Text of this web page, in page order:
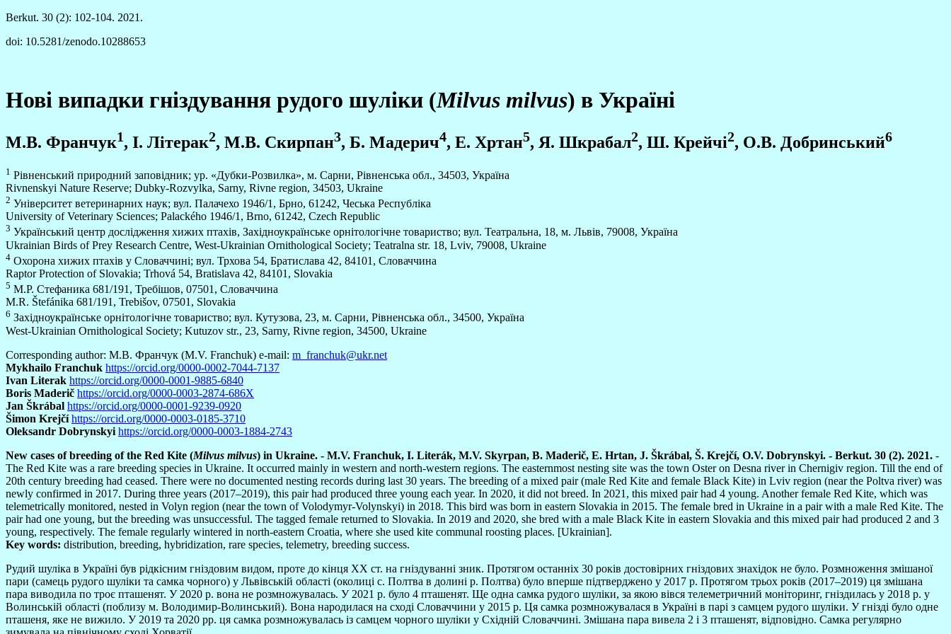
Berkut. 30 (2): 102-104. 2021.
doi: 10.5281/zenodo.10288653
Нові випадки гніздування рудого шуліки (Milvus milvus) в Україні
М.В. Франчук1, І. Літерак2, М.В. Скирпан3, Б. Мадерич4, Е. Хртан5, Я. Шкрабал2, Ш. Крейчі2, О.В. Добринський6
1 Рівненський природний заповідник; ур. «Дубки-Розвилка», м. Сарни, Рівненська обл., 34503, Україна
Rivnenskyi Nature Reserve; Dubky-Rozvylka, Sarny, Rivne region, 34503, Ukraine
2 Університет ветеринарних наук; вул. Палачехо 1946/1, Брно, 61242, Чеська Республіка
University of Veterinary Sciences; Palackého 1946/1, Brno, 61242, Czech Republic
3 Український центр дослідження хижих птахів, Західноукраїнське орнітологічне товариство; вул. Театральна, 18, м. Львів, 79008, Україна
Ukrainian Birds of Prey Research Centre, West-Ukrainian Ornithological Society; Teatralna str. 18, Lviv, 79008, Ukraine
4 Охорона хижих птахів у Словаччині; вул. Трхова 54, Братислава 42, 84101, Словаччина
Raptor Protection of Slovakia; Trhová 54, Bratislava 42, 84101, Slovakia
5 М.Р. Стефаника 681/191, Требішов, 07501, Словаччина
M.R. Štefánika 681/191, Trebišov, 07501, Slovakia
6 Західноукраїнське орнітологічне товариство; вул. Кутузова, 23, м. Сарни, Рівненська обл., 34500, Україна
West-Ukrainian Ornithological Society; Kutuzov str., 23, Sarny, Rivne region, 34500, Ukraine
Corresponding author: М.В. Франчук (M.V. Franchuk) e-mail: m_franchuk@ukr.net
Mykhailo Franchuk https://orcid.org/0000-0002-7044-7137
Іvan Literak https://orcid.org/0000-0001-9885-6840
Boris Maderič https://orcid.org/0000-0003-2874-686X
Jan Škrábal https://orcid.org/0000-0001-9239-0920
Šimon Krejčí https://orcid.org/0000-0003-0185-3710
Oleksandr Dobrynskyi https://orcid.org/0000-0003-1884-2743
New cases of breeding of the Red Kite (Milvus milvus) in Ukraine. - M.V. Franchuk, I. Literák, M.V. Skyrpan, B. Maderič, E. Hrtan, J. Škrábal, Š. Krejčí, О.V. Dobrynskyi. - Berkut. 30 (2). 2021. -
The Red Kite was a rare breeding species in Ukraine. It occurred mainly in western and north-western regions. The easternmost nesting site was the town Oster on Desna river in Chernigiv region. Till the end of
20th century breeding had ceased. There were no documented nesting records during last 30 years. The breeding of a mixed pair (male Red Kite and female Black Kite) in Lviv region (near the Poltva river) was
newly confirmed in 2017. During three years (2017–2019), this pair had produced three young each year. In 2020, it did not breed. In 2021, this mixed pair had 4 young. Another female Red Kite, which was
telemetrically monitored, nested in Volyn region (near the town of Volodymyr-Volynskyi) in 2018. This bird was born in eastern Slovakia in 2015. The female bred in Ukraine in a pair with a male Red Kite. The
pair had one young, but the breeding was unsuccessful. The tagged female returned to Slovakia. In 2019 and 2020, she bred with a male Black Kite in eastern Slovakia and this mixed pair had produced 2 and 3
young, respectively. The female regularly wintered in north-eastern Croatia, where she used kite communal roosting places. [Ukrainian].
Key words: distribution, breeding, hybridization, rare species, telemetry, breeding success.
Рудий шуліка в Україні був рідкісним гніздовим видом, проте до кінця XX ст. на гніздуванні зник. Протягом останніх 30 років достовірних гніздових знахідок не було. Розмноження змішаної
пари (самець рудого шуліки та самка чорного) у Львівській області (околиці с. Полтва в долині р. Полтва) було вперше підтверджено у 2017 р. Протягом трьох років (2017–2019) ця змішана
пара виводила по троє пташенят. У 2020 р. вона не розмножувалась. У 2021 р. було 4 пташенят. Ще одна самка рудого шуліки, за якою вівся телеметричний моніторинг, гніздилась у 2018 р. у
Волинській області (поблизу м. Володимир-Волинський). Вона народилася на сході Словаччини у 2015 р. Ця самка розмножувалася в Україні в парі з самцем рудого шуліки. У гнізді було одне
пташеня, яке не вижило. У 2019 та 2020 рр. ця самка розмножувалась із самцем чорного шуліки у Східній Словаччині. Змішана пара вивела 2 і 3 пташенят, відповідно. Самка регулярно